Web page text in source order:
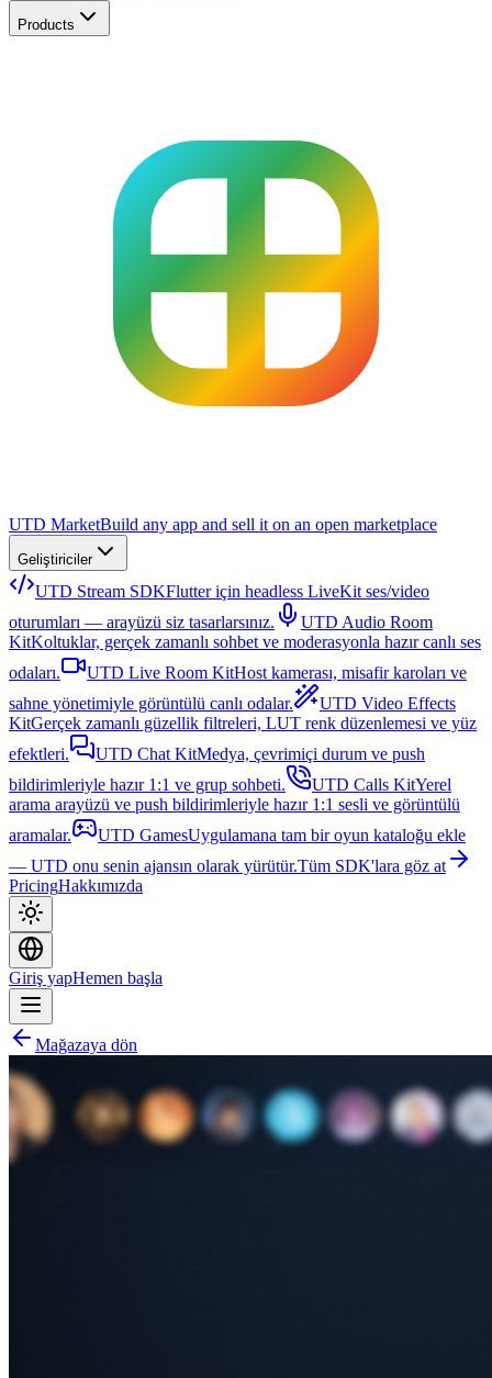
Products
UTD MarketBuild any app and sell it on an open marketplace
Geliştiriciler
UTD Stream SDKFlutter için headless LiveKit ses/video
oturumları — arayüzü siz tasarlarsınız.
UTD Audio Room
KitKoltuklar, gerçek zamanlı sohbet ve moderasyonla hazır canlı ses
odaları.
UTD Live Room KitHost kamerası, misafir karoları ve
sahne yönetimiyle görüntülü canlı odalar.
UTD Video Effects
KitGerçek zamanlı güzellik filtreleri, LUT renk düzenlemesi ve yüz
efektleri.
UTD Chat KitMedya, çevrimiçi durum ve push
bildirimleriyle hazır 1:1 ve grup sohbeti.
UTD Calls KitYerel
arama arayüzü ve push bildirimleriyle hazır 1:1 sesli ve görüntülü
aramalar.
UTD GamesUygulamana tam bir oyun kataloğu ekle
— UTD onu senin ajansın olarak yürütür.Tüm SDK'lara göz at
PricingHakkımızda
Giriş yapHemen başla
Mağazaya dön